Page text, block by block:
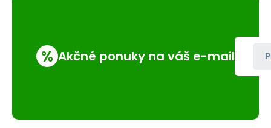
% Akčné ponuky na váš e-mail